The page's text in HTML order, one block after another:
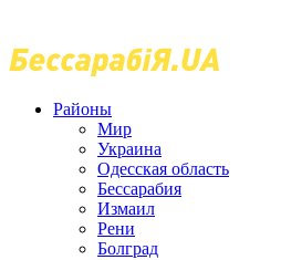
Районы
Мир
Украина
Одесская область
Бессарабия
Измаил
Рени
Болград